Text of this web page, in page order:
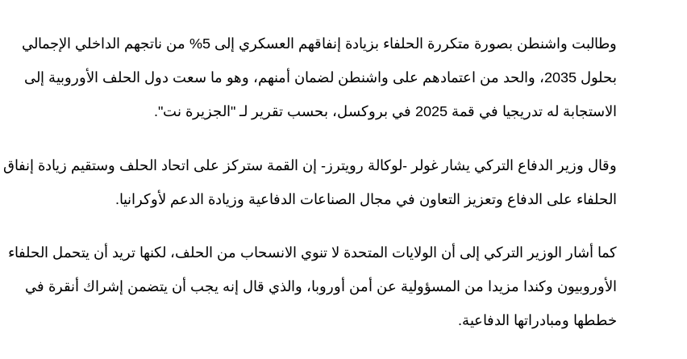
وطالبت واشنطن بصورة متكررة الحلفاء بزيادة إنفاقهم العسكري إلى 5% من ناتجهم الداخلي الإجمالي
بحلول 2035، والحد من اعتمادهم على واشنطن لضمان أمنهم، وهو ما سعت دول الحلف الأوروبية إلى
الاستجابة له تدريجيا في قمة 2025 في بروكسل، بحسب تقرير لـ "الجزيرة نت".
وقال وزير الدفاع التركي يشار غولر -لوكالة رويترز- إن القمة ستركز على اتحاد الحلف وستقيم زيادة إنفاق
الحلفاء على الدفاع وتعزيز التعاون في مجال الصناعات الدفاعية وزيادة الدعم لأوكرانيا.
كما أشار الوزير التركي إلى أن الولايات المتحدة لا تنوي الانسحاب من الحلف، لكنها تريد أن يتحمل الحلفاء
الأوروبيون وكندا مزيدا من المسؤولية عن أمن أوروبا، والذي قال إنه يجب أن يتضمن إشراك أنقرة في
خططها ومبادراتها الدفاعية.